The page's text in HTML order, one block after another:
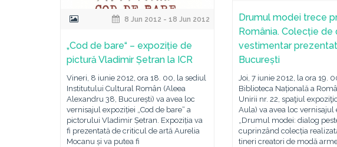
Drumul modei trece
România. Colecție de
vestimentar
București
Joi, 7 iunie 2012, la ora 19.
Biblioteca Națională a
Unirii nr. 22, spaţiul
Aula) va avea loc vernisajul
„Drumul modei: dialog
cuprinzând colecția
tineri creatori de modă
8 Jun 2012 - 18 Jun 2012
„Cod de bare“ – expoziție de
pictură Vladimir Șetran la ICR
Vineri, 8 iunie 2012, ora 18. 00, la sediul
Institutului Cultural Român (Aleea
Alexandru 38, București) va avea loc
vernisajul expoziției „Cod de bare“ a
pictorului Vladimir Șetran. Expoziția va
fi prezentată de criticul de artă Aurelia
Mocanu și va putea fi